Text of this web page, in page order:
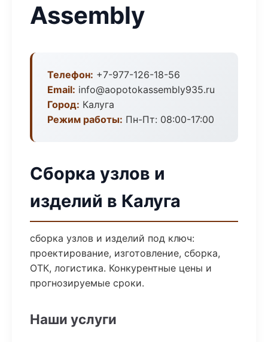
Assembly
Телефон: +7-977-126-18-56
Email: info@aopotokassembly935.ru
Город: Калуга
Режим работы: Пн-Пт: 08:00-17:00
Сборка узлов и
изделий в Калуга
сборка узлов и изделий под ключ:
проектирование, изготовление, сборка,
ОТК, логистика. Конкурентные цены и
прогнозируемые сроки.
Наши услуги